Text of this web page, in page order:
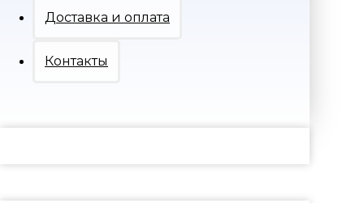
Доставка и оплата
Контакты